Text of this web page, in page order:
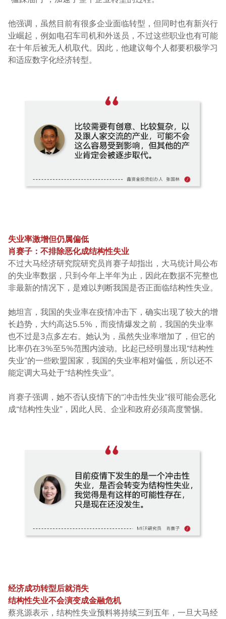
他强调，虽然目前有很多企业面临转型，但同时也有新兴行
业崛起，例如电召车司机和外送员，不过这些职业也有可能
在十年后被无人机取代。因此，他建议每个人都要积极学习
和适应数字化经济转型。
失业率激增但仍属偏低
肖赛子：不排除恶化成结构性失业
不过大马经济研究院研究员肖赛子却指出，大马统计局公布
的失业率数据，只到今年上半年为止，因此在数据不完整也
非最新的情况下，是难以判断我国是否正面临结构性失业。
她坦言，我国的失业率在疫情冲击下，确实出现了较大的增
长趋势，大约高达5.5%，而疫情爆发之前，我国的失业率
也不过是3点多左右。她认为，虽然失业率增加了，但它的
比率仍在3%至5%范围内波动。比起已经明显出现“结构性
失业”的一些欧盟国家，我国的失业率相对偏低，所以还不
能定调大马处于“结构性失业”。
肖赛子强调，她不否认疫情下的“冲击性失业”很可能会恶化
成“结构性失业”，因此人民、企业和政府必须高度警惕。
经济成功转型后就消失
结构性失业不会演变成金融危机
蔡兆源表示，结构性失业预料将持续三到五年，一旦大马经